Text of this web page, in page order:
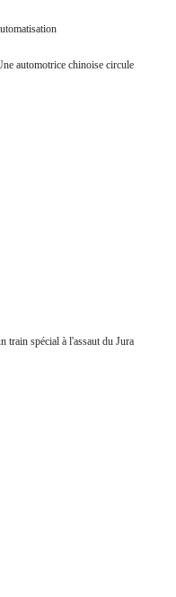
automotrice chinoise circule
train spécial à l'assaut du Jura